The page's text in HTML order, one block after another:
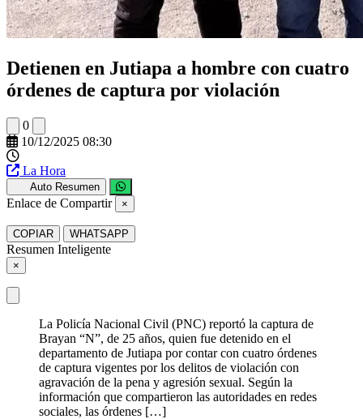
Detienen en Jutiapa a hombre con cuatro
órdenes de captura por violación
0
10/12/2025 08:30
La Hora
Auto Resumen
Enlace de Compartir ×
COPIAR WHATSAPP
Resumen Inteligente
×
La Policía Nacional Civil (PNC) reportó la captura de
Brayan “N”, de 25 años, quien fue detenido en el
departamento de Jutiapa por contar con cuatro órdenes
de captura vigentes por los delitos de violación con
agravación de la pena y agresión sexual. Según la
información que compartieron las autoridades en redes
sociales, las órdenes […]